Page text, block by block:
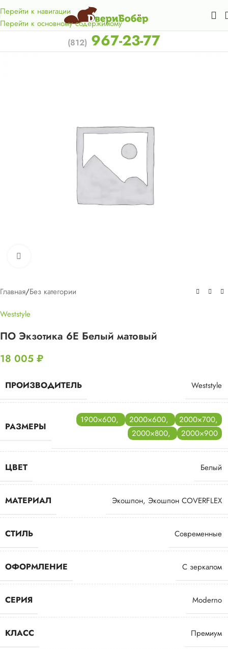
Перейти к навигации
Перейти к основному содержимому
км. от КАД.
(812) 967-23-77
Главная/Без категории
Weststyle
ПО Экзотика 6Е Белый матовый
18 005 ₽
ПРОИЗВОДИТЕЛЬ Weststyle
РАЗМЕРЫ
1900×600, 2000×600, 2000×700,
2000×800, 2000×900
ЦВЕТ Белый
МАТЕРИАЛ Экошпон, Экошпон COVERFLEX
СТИЛЬ Современные
ОФОРМЛЕНИЕ С зеркалом
СЕРИЯ Moderno
КЛАСС Премиум